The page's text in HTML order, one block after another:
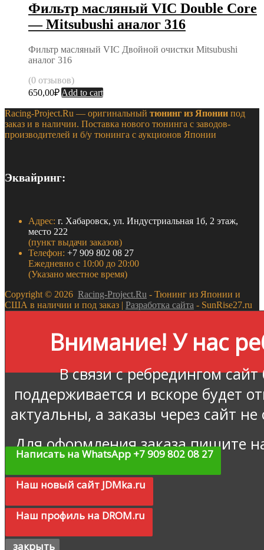
Фильтр масляный VIC Double Core
— Mitsubushi аналог 316
Фильтр масляный VIC Двойной очистки Mitsubushi
аналог 316
(0 отзывов)
650,00₽ Add to cart
Racing-Project.Ru — оригинальный тюнинг из Японии под
заказ и в наличии. Поставка нового тюнинга с заводов-
производителей и б/у тюнинга с аукционов Японии
Эквайринг:
Адрес: г. Хабаровск, ул. Индустриальная 1б, 2 этаж,
место 222
(пункт выдачи заказов)
Телефон: +7 909 802 08 27
Ежедневно с 10:00 до 20:00
(Указано местное время)
Copyright © 2026 Racing-Project.Ru - Тюнинг из Японии и
США в наличии и под заказ | Разработка сайта - SunRise27.ru
Внимание! У нас
В связи с ребредингом
поддерживается и вскоре будет
актуальны, а заказы через сайт
Для оформления заказа пишите
Написать на WhatsApp +7 909 802 08 27
Наш новый сайт JDMka.ru
Наш профиль на DROM.ru
закрыть